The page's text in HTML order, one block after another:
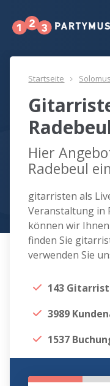
Startseite
Hier
Radebeul
gitarristen als
Veranstaltung in
können wir
finden Sie
verwenden Sie
143
3989
1537